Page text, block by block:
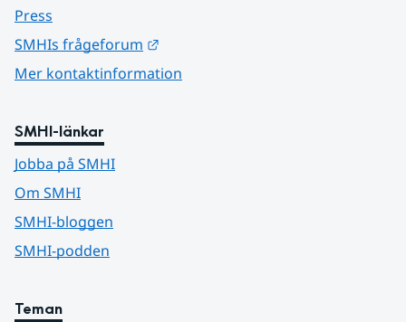
Press
SMHIs frågeforum
Mer kontaktinformation
SMHI-länkar
Jobba på SMHI
Om SMHI
SMHI-bloggen
SMHI-podden
Teman